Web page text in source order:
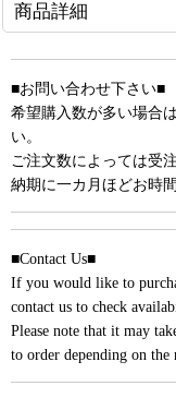
商品詳細
■お問い合わせ下さい■
希望購入数が多い場合
い。
ご注文数によっては受
納期に一カ月ほどお時
■Contact Us■
If you would like to
contact us to check
Please note that it may
to order depending on the